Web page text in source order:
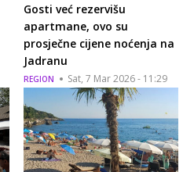
Gosti već rezervišu
apartmane, ovo su
prosječne cijene noćenja na
Jadranu
REGION Sat, 7 Mar 2026 - 11:29